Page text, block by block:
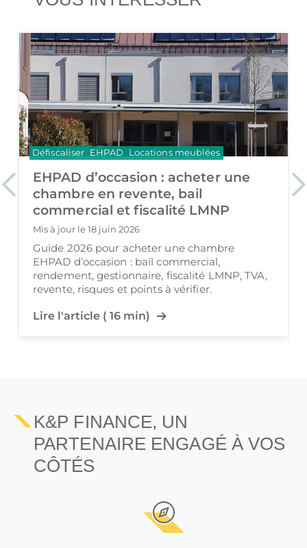
PreviousEHPAD d’occasion : acheter une
chambre en revente, bail
commercial et fiscalité LMNP
Mis à jour le 18 juin 2026
Guide 2026 pour acheter une chambre
EHPAD d’occasion : bail commercial,
rendement, gestionnaire, fiscalité LMNP, TVA,
revente, risques et points à vérifier.
Lire l'article ( 16 min)
Défiscaliser EHPAD Locations meublées
K&P FINANCE, UN
PARTENAIRE ENGAGÉ À VOS
CÔTÉS